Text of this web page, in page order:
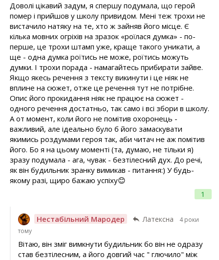
1
Доволі цікавий задум, я спершу подумала, що герой
помер і прийшов у школу привидом. Мені теж трохи не
вистачило натяку на те, хто ж зайняв його місце. Є
кілька мовних огріхів на зразок «роїлася думка» - по-
перше, це трохи штамп уже, краще такого уникати, а
ще - одна думка роїтись не може, роїтись можуть
думки. І трохи порада - намагайтесь прибирати зайве.
Якщо якесь речення з тексту викинути і це ніяк не
вплине на сюжет, отже це речення тут не потрібне.
Опис його прокидання ніяк не працює на сюжет -
одного речення достатньо, так само і всі збори в школу.
А от момент, коли його не помітив охоронець -
важливий, але ідеально було б його замаскувати
якимись роздумами героя так, аби читач не аж помітив
його. Бо я на цьому моменті (та, думаю, не тільки я)
зразу подумала - ага, чувак - безтілесний дух. До речі,
як він будильник зранку вимикав - питання:) У будь-
якому разі, щиро бажаю успіху😊
Нестабільний Мародер Латексна
4 роки
тому
Вітаю, він зміг вимкнути будильник бо він не одразу
став безтілесним, а його довгий час " глючило" між